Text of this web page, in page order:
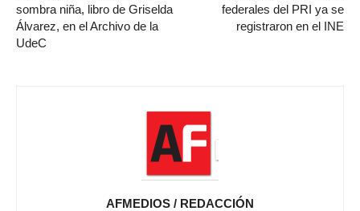
sombra niña, libro de Griselda
Álvarez, en el Archivo de la
UdeC
federales del PRI ya se
registraron en el INE
AFMEDIOS / REDACCIÓN